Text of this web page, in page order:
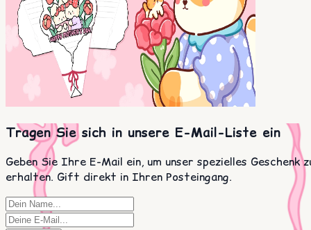
Tragen Sie sich in unsere E-Mail-Liste ein
Geben Sie Ihre E-Mail ein, um unser spezielles Geschenk
erhalten. Gift direkt in Ihren Posteingang.